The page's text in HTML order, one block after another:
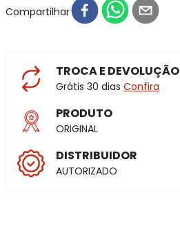
Compartilhar
TROCA E DEVOLUÇÃO
Grátis 30 dias Confira
PRODUTO
ORIGINAL
DISTRIBUIDOR
AUTORIZADO